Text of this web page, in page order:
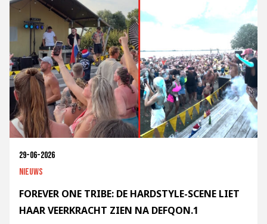
29-06-2026
Nieuws
FOREVER ONE TRIBE: DE HARDSTYLE-SCENE LIET
HAAR VEERKRACHT ZIEN NA DEFQON.1